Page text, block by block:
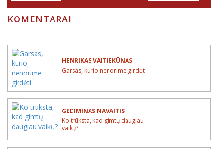
KOMENTARAI
HENRIKAS VAITIEKŪNAS
Garsas, kurio nenorime girdėti
GEDIMINAS NAVAITIS
Ko trūksta, kad gimtų daugiau
vaikų?